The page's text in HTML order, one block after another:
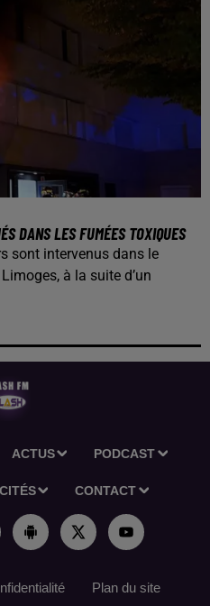
DANS LES FUMÉES TOXIQUES
sont intervenus dans le
à la suite d’un
ACTUS PODCAST
CONTACT
Plan du site